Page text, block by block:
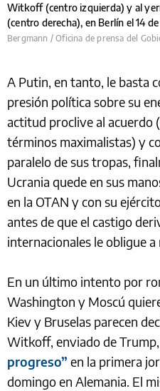
Witkoff (centro izquierda) y al
(centro derecha), en Berlín el 14
Bergmann / Oficina de prensa del
A Putin, en tanto, le basta
presión política sobre su
actitud proclive al acuerdo
términos maximalistas) y
paralelo de sus tropas,
Ucrania quede en sus
en la OTAN y con su
antes de que el castigo
internacionales le obligue a
En un último intento por
Washington y Moscú
Kiev y Bruselas parecen
Witkoff, enviado de
progreso” en la primera
domingo en Alemania. El